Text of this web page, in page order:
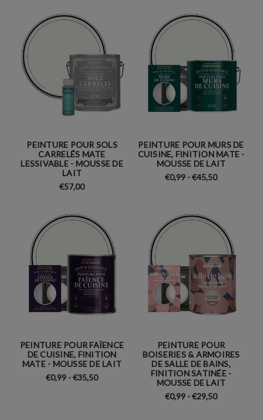
PEINTURE POUR SOLS
CARRELÉS MATE
LESSIVABLE - MOUSSE DE
LAIT
€57,00
PEINTURE POUR MURS DE
CUISINE, FINITION MATE -
MOUSSE DE LAIT
€0,99 - €45,50
PEINTURE POUR FAÏENCE
DE CUISINE, FINITION
MATE - MOUSSE DE LAIT
€0,99 - €35,50
PEINTURE POUR
BOISERIES & ARMOIRES
DE SALLE DE BAINS,
FINITION SATINÉE -
MOUSSE DE LAIT
€0,99 - €29,50